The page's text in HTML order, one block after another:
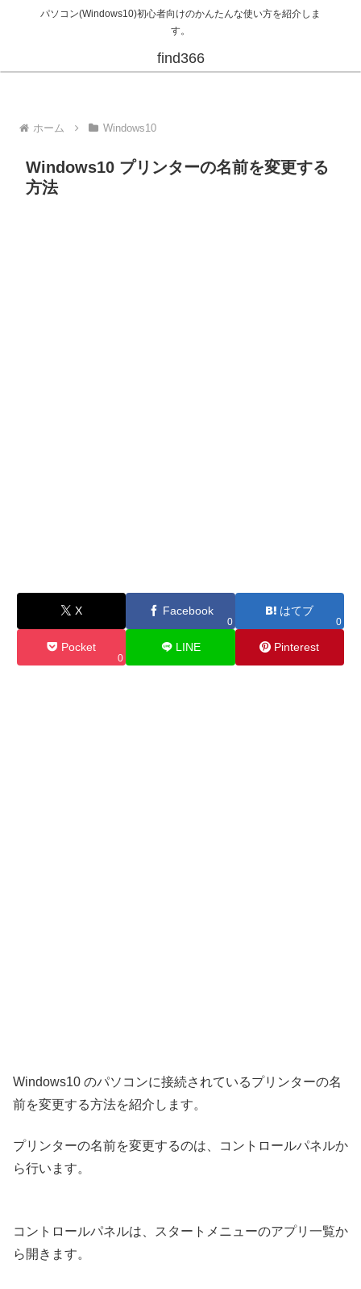
パソコン(Windows10)初心者向けのかんたんな使い方を紹介しま
す。
find366
ホーム Windows10
Windows10 プリンターの名前を変更する
方法
X Facebook
0
はてブ
0
Pocket
0
LINE Pinterest
Windows10 のパソコンに接続されているプリンターの名
前を変更する方法を紹介します。
プリンターの名前を変更するのは、コントロールパネルか
ら行います。
コントロールパネルは、スタートメニューのアプリ一覧か
ら開きます。